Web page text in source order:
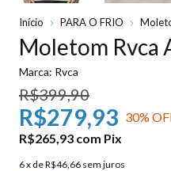
Início PARA O FRIO
Moletom Rvca
Marca: Rvca
R$399,90
R$279,93 30%
R$265,93 com Pix
6x deR$46,66 sem juros